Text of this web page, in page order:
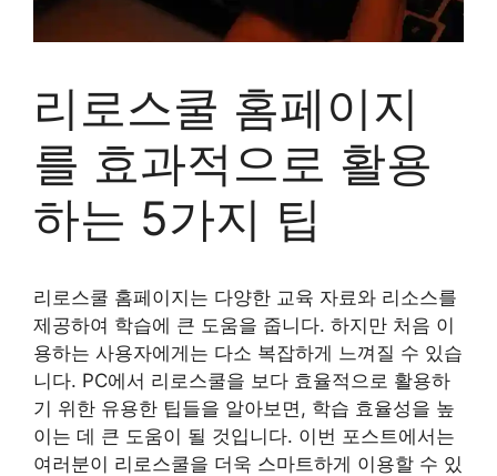
리로스쿨 홈페이지
를 효과적으로 활용
하는 5가지 팁
리로스쿨 홈페이지는 다양한 교육 자료와 리소스를
제공하여 학습에 큰 도움을 줍니다. 하지만 처음 이
용하는 사용자에게는 다소 복잡하게 느껴질 수 있습
니다. PC에서 리로스쿨을 보다 효율적으로 활용하
기 위한 유용한 팁들을 알아보면, 학습 효율성을 높
이는 데 큰 도움이 될 것입니다. 이번 포스트에서는
여러분이 리로스쿨을 더욱 스마트하게 이용할 수 있